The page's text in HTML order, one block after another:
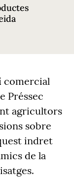
comercial
Préssec
agricultors
sobre
indret
de la